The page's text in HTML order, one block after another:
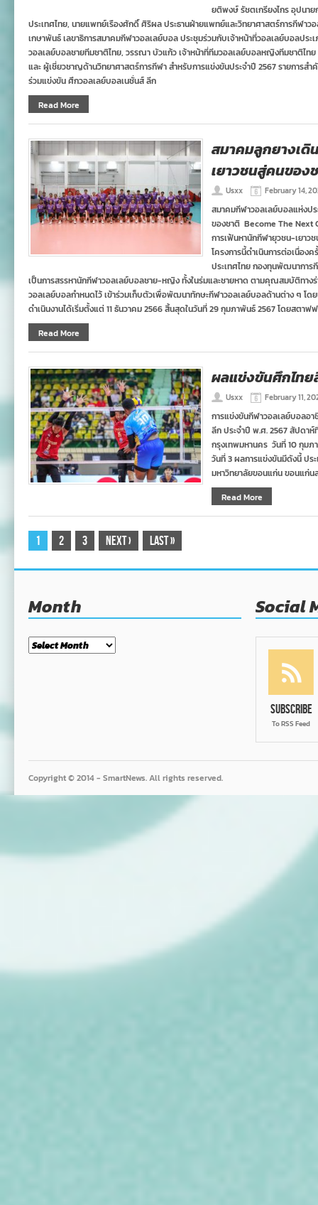
ยติพงษ์ รัชตเกรียงไกร อุปนา
ประเทศไทย, นายแพทย์เรืองศักดิ์ ศิริผล ประธานฝ่ายแพทย์และวิทยาศาสตร์การกีฬาว
เกษาพันธ์ เลขาธิการสมาคมกีฬาวอลเลย์บอล ประชุมร่วมกับเจ้าหน้าที่วอลเลย์บอลปร
วอลเลย์บอลชายทีมชาติไทย, วรรณา บัวแก้ว เจ้าหน้าที่ทีมวอลเลย์บอลหญิงทีมชาติไ
และ ผู้เชี่ยวชาญด้านวิทยาศาสตร์การกีฬา สำหรับการแข่งขันประจำปี 2567 รายการ
ร่วมแข่งขัน ศึกวอลเลย์บอลเนชั่นส์ ลีก
Read More
สมาคมลูกยางเดิ
เยาวชนสู่คนของ
Usxx February 14,
สมาคมกีฬาวอลเลย์บอลแห่งป
ของชาติ Become The Next
การเฟ้นหานักกีฬายุวชน-เยาว
โครงการนี้ดำเนินการต่อเนื่อง
ประเทศไทย กองทุนพัฒนาการ
เป็นการสรรหานักกีฬาวอลเลย์บอลชาย-หญิง ทั้งในร่มและชายหาด ตามคุณสมบัติทาง
วอลเลย์บอลกำหนดไว้ เข้าร่วมเก็บตัวเพื่อพัฒนาทักษะกีฬาวอลเลย์บอลด้านต่าง ๆ โดย
ดำเนินงานได้เริ่มตั้งแต่ 11 ธันวาคม 2566 สิ้นสุดในวันที่ 29 กุมภาพันธ์ 2567 โดยสตา
Read More
ผลแข่งขันศึกไทย
Usxx February 11,
การแข่งขันกีฬาวอลเลย์บอลอา
ลีก ประจำปี พ.ศ. 2567 สัปดา
กรุงเทพมหานคร วันที่ 10 กุมภ
วันที่ 3 ผลการแข่งขันมีดังนี้ ปร
มหาวิทยาลัยขอนแก่น ขอนแก่น
Read More
1 2 3 Next› Last»
Month
Month
Social
Subscribe
To RSS Feed
Copyright © 2014 - SmartNews. All rights reserved.